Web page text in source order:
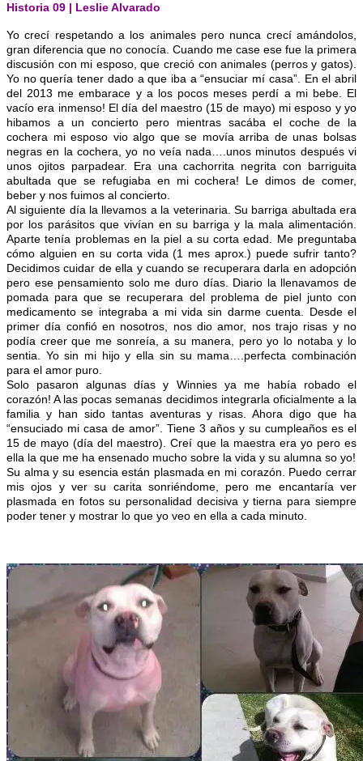
Historia 09 | Leslie Alvarado
Yo crecí respetando a los animales pero nunca crecí amándolos,
gran diferencia que no conocía. Cuando me case ese fue la primera
discusión con mi esposo, que creció con animales (perros y gatos).
Yo no quería tener dado a que iba a “ensuciar mí casa”. En el abril
del 2013 me embarace y a los pocos meses perdí a mi bebe. El
vacío era inmenso! El día del maestro (15 de mayo) mi esposo y yo
hibamos a un concierto pero mientras sacába el coche de la
cochera mi esposo vio algo que se movía arriba de unas bolsas
negras en la cochera, yo no veía nada….unos minutos después vi
unos ojitos parpadear. Era una cachorrita negrita con barriguita
abultada que se refugiaba en mi cochera! Le dimos de comer,
beber y nos fuimos al concierto.
Al siguiente día la llevamos a la veterinaria. Su barriga abultada era
por los parásitos que vivían en su barriga y la mala alimentación.
Aparte tenía problemas en la piel a su corta edad. Me preguntaba
cómo alguien en su corta vida (1 mes aprox.) puede sufrir tanto?
Decidimos cuidar de ella y cuando se recuperara darla en adopción
pero ese pensamiento solo me duro días. Diario la llenavamos de
pomada para que se recuperara del problema de piel junto con
medicamento se integraba a mi vida sin darme cuenta. Desde el
primer día confió en nosotros, nos dio amor, nos trajo risas y no
podía creer que me sonreía, a su manera, pero yo lo notaba y lo
sentia. Yo sin mi hijo y ella sin su mama….perfecta combinación
para el amor puro.
Solo pasaron algunas días y Winnies ya me había robado el
corazón! A las pocas semanas decidimos integrarla oficialmente a la
familia y han sido tantas aventuras y risas. Ahora digo que ha
“ensuciado mi casa de amor”. Tiene 3 años y su cumpleaños es el
15 de mayo (día del maestro). Creí que la maestra era yo pero es
ella la que me ha ensenado mucho sobre la vida y su alumna so yo!
Su alma y su esencia están plasmada en mi corazón. Puedo cerrar
mis ojos y ver su carita sonriéndome, pero me encantaría ver
plasmada en fotos su personalidad decisiva y tierna para siempre
poder tener y mostrar lo que yo veo en ella a cada minuto.